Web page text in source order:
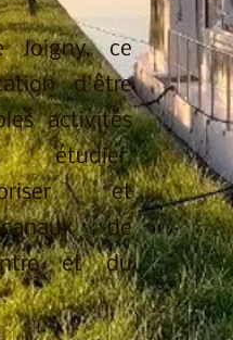
Joigny, ce
d'être
activités
étudier,
et
de
et du